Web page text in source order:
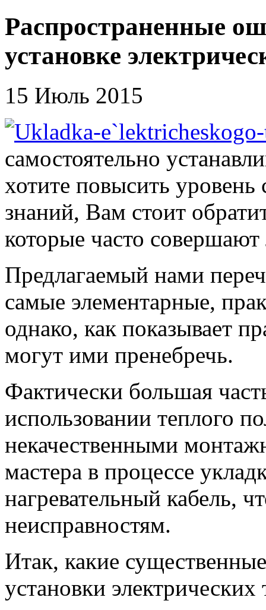
Распространенные
установке
15 Июль 2015
самостоятельно
хотите повысить
знаний, Вам стоит
которые часто
Предлагаемый нами
самые элементарные,
однако, как показывает
могут ими пренебречь.
Фактически большая
использовании теплого
некачественными
мастера в процессе
нагревательный кабель,
неисправностям.
Итак, какие
установки